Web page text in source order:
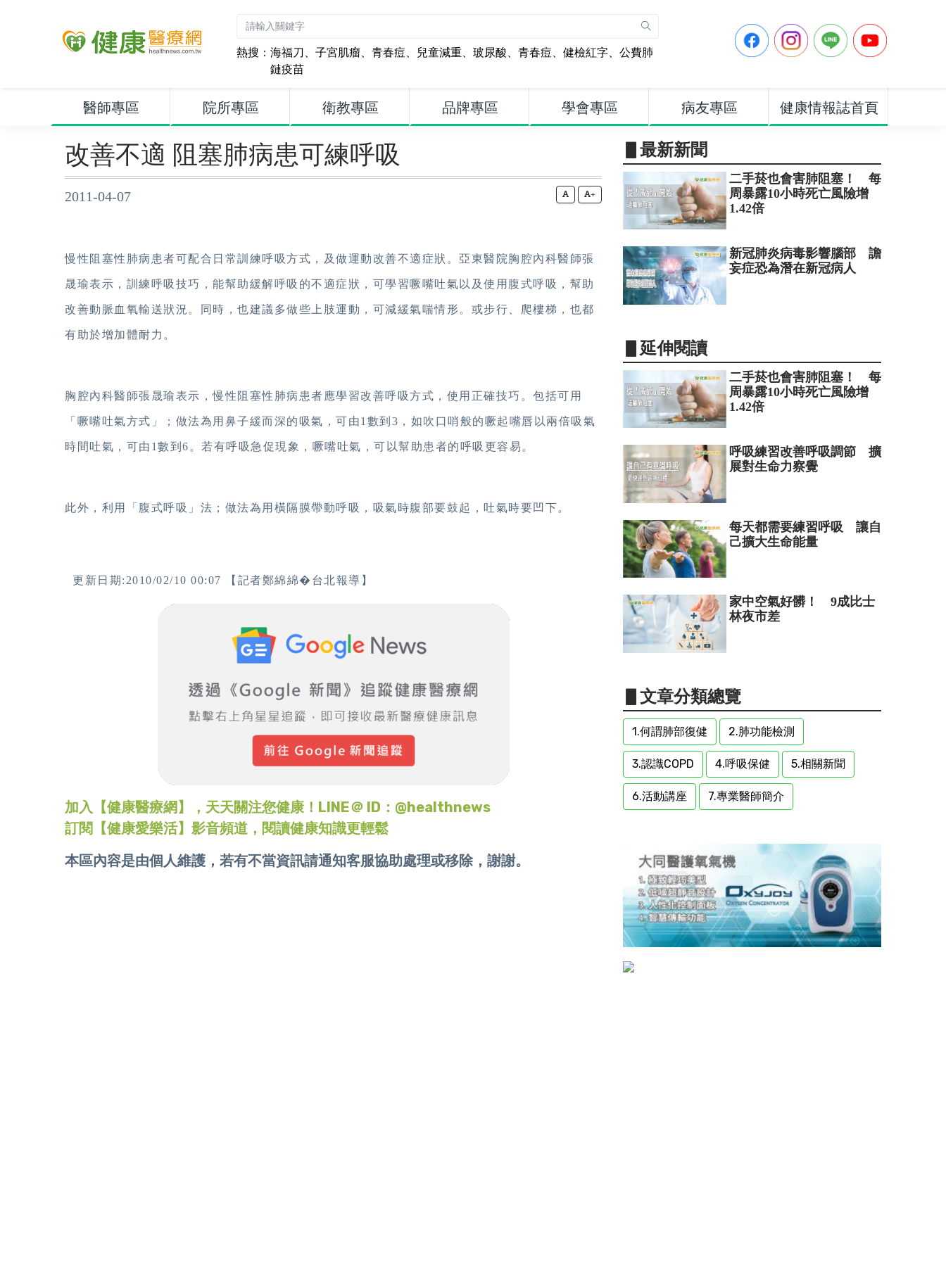
熱搜： 海福刀 、 子宮肌瘤、 青春痘、 兒童減重、 玻尿酸、 青春痘、 健檢紅字、 公費肺
鏈疫苗
醫師專區 院所專區 衛教專區 品牌專區 學會專區 病友專區 健康情報誌首頁
改善不適 阻塞肺病患可練呼吸
2011-04-07 +
慢性阻塞性肺病患者可配合日常訓練呼吸方式，及做運動改善不適症狀。亞東醫院胸腔內科醫師張
晟瑜表示，訓練呼吸技巧，能幫助緩解呼吸的不適症狀，可學習噘嘴吐氣以及使用腹式呼吸，幫助
改善動脈血氧輸送狀況。同時，也建議多做些上肢運動，可減緩氣喘情形。或步行、爬樓梯，也都
有助於增加體耐力。
胸腔內科醫師張晟瑜表示，慢性阻塞性肺病患者應學習改善呼吸方式，使用正確技巧。包括可用
「噘嘴吐氣方式」；做法為用鼻子緩而深的吸氣，可由1數到3，如吹口哨般的噘起嘴唇以兩倍吸氣
時間吐氣，可由1數到6。若有呼吸急促現象，噘嘴吐氣，可以幫助患者的呼吸更容易。
此外，利用「腹式呼吸」法；做法為用橫隔膜帶動呼吸，吸氣時腹部要鼓起，吐氣時要凹下。
更新日期:2010/02/10 00:07 【記者鄭綿綿�台北報導】
加入【健康醫療網】，天天關注您健康！LINE＠ ID：@healthnews
訂閱【健康愛樂活】影音頻道，閱讀健康知識更輕鬆
本區內容是由個人維護，若有不當資訊請通知客服協助處理或移除，謝謝。
▋最新新聞
二手菸也會害肺阻塞！ 每
周暴露10小時死亡風險增
1.42倍
新冠肺炎病毒影響腦部 譫
妄症恐為潛在新冠病人
▋延伸閱讀
二手菸也會害肺阻塞！ 每
周暴露10小時死亡風險增
1.42倍
呼吸練習改善呼吸調節 擴
展對生命力察覺
每天都需要練習呼吸 讓自
己擴大生命能量
家中空氣好髒！ 9成比士
林夜市差
▋文章分類總覽
1.何謂肺部復健 2.肺功能檢測
3.認識COPD 4.呼吸保健 5.相關新聞
6.活動講座 7.專業醫師簡介